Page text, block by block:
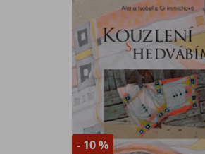
- 10 %